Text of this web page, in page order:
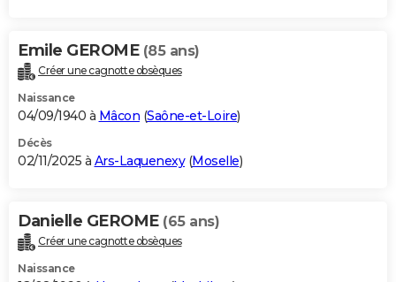
Emile GEROME (85 ans)
Créer une cagnotte obsèques
Naissance
04/09/1940 à Mâcon (Saône-et-Loire)
Décès
02/11/2025 à Ars-Laquenexy(Moselle)
Danielle GEROME (65 ans)
Créer une cagnotte obsèques
Naissance